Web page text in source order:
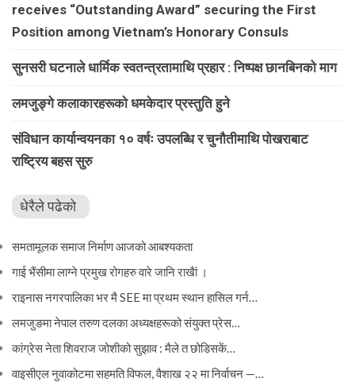
receives “Outstanding Award” securing the First
Position among Vietnam’s Honorary Consuls
सुनसरी घटनाले धार्मिक स्वतन्त्रतामाथि प्रहार : निष्पक्ष छानबिनको माग
लमजुङ्गे कलाकारहरूकाे धमकेदार प्रस्तुति हुने
संविधान कार्यान्वयनका १० वर्षः उपलब्धि र चुनौतीमाथि पोखराबाट
राष्ट्रिय बहस सुरु
धेरैले पढेको
समतामूलक समाज निर्माण आजको आबश्यकता
गाई भैंसीमा लाग्ने प्रमुख रोगहरु वारे जानि राखैां ।
राइनास नगरपालिका भर मै SEE मा प्रथम स्थान हासिल गर्न…
लमजुङमा नेपाल तरुण दलका अध्यक्षहरूको संयुक्त प्रेस…
कांग्रेस नेता शिवराज जोशीको सुझाव : मैले त छोडिसकें…
वाइसीएल नुवाकोटमा सहमति विफल, वैशाख २२ मा निर्वाचन —…